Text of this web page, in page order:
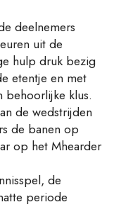
deelnemers
uit de
hulp druk bezig
etentje en met
behoorlijke klus.
de wedstrijden
de banen op
op het Mhearder
de
periode